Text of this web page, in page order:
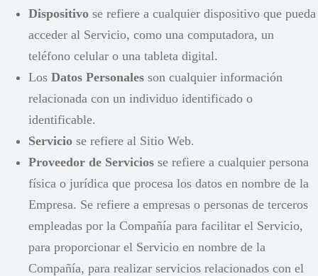
Dispositivo se refiere a cualquier dispositivo que pueda
acceder al Servicio, como una computadora, un
teléfono celular o una tableta digital.
Los Datos Personales son cualquier información
relacionada con un individuo identificado o
identificable.
Servicio se refiere al Sitio Web.
Proveedor de Servicios se refiere a cualquier persona
física o jurídica que procesa los datos en nombre de la
Empresa. Se refiere a empresas o personas de terceros
empleadas por la Compañía para facilitar el Servicio,
para proporcionar el Servicio en nombre de la
Compañía, para realizar servicios relacionados con el